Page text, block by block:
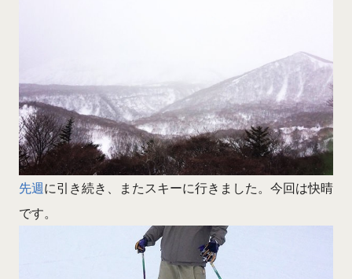
先週に引き続き、またスキーに行きました。今回は快晴
です。